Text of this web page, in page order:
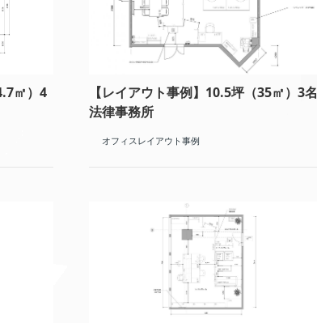
㎡）4
【レイアウト事例】10.5坪（35㎡）3名
法律事務所
オフィスレイアウト事例